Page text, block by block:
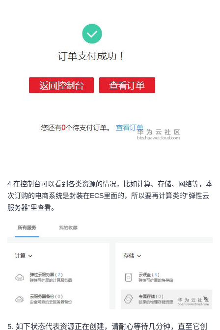
4.在控制台可以看到各类资源的情况，比如计算、存储、网络等，本
次订购的电商系统是封装在ECS里面的，所以要再计算类的“弹性云
服务器”里查看。
5. 如下状态代表资源正在创建，请耐心等待几分钟，直至它创